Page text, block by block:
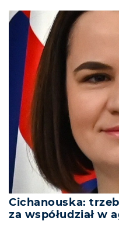
Cichanouska:
za współudział w